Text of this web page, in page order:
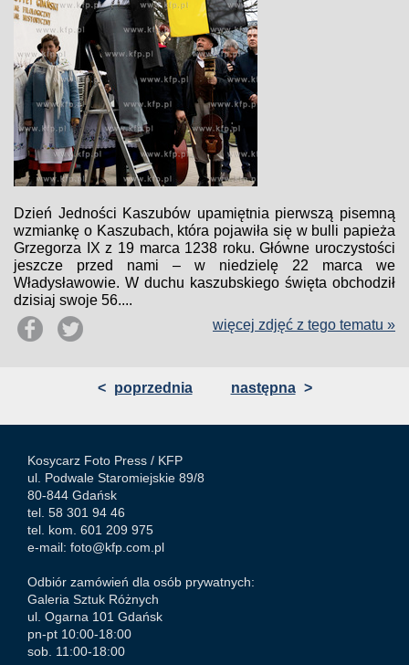
Dzień Jedności Kaszubów upamiętnia pierwszą pisemną
wzmiankę o Kaszubach, która pojawiła się w bulli papieża
Grzegorza IX z 19 marca 1238 roku. Główne uroczystości
jeszcze przed nami – w niedzielę 22 marca we
Władysławowie. W duchu kaszubskiego święta obchodził
dzisiaj swoje 56....
więcej zdjęć z tego tematu »
< poprzednia następna >
Kosycarz Foto Press / KFP
ul. Podwale Staromiejskie 89/8
80-844 Gdańsk
tel. 58 301 94 46
tel. kom. 601 209 975
e-mail: foto@kfp.com.pl
Odbiór zamówień dla osób prywatnych:
Galeria Sztuk Różnych
ul. Ogarna 101 Gdańsk
pn-pt 10:00-18:00
sob. 11:00-18:00